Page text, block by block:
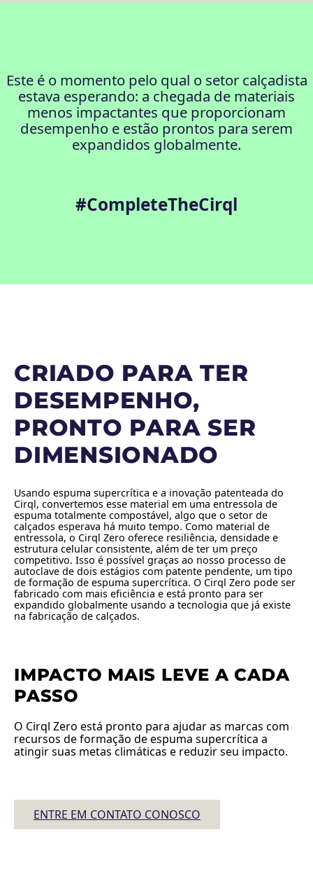
Este é o momento pelo qual o setor calçadista
estava esperando: a chegada de materiais
menos impactantes que proporcionam
desempenho e estão prontos para serem
expandidos globalmente.
#CompleteTheCirql
CRIADO PARA TER
DESEMPENHO,
PRONTO PARA SER
DIMENSIONADO
Usando espuma supercrítica e a inovação patenteada do
Cirql, convertemos esse material em uma entressola de
espuma totalmente compostável, algo que o setor de
calçados esperava há muito tempo. Como material de
entressola, o Cirql Zero oferece resiliência, densidade e
estrutura celular consistente, além de ter um preço
competitivo. Isso é possível graças ao nosso processo de
autoclave de dois estágios com patente pendente, um tipo
de formação de espuma supercrítica. O Cirql Zero pode ser
fabricado com mais eficiência e está pronto para ser
expandido globalmente usando a tecnologia que já existe
na fabricação de calçados.
IMPACTO MAIS LEVE A CADA
PASSO
O Cirql Zero está pronto para ajudar as marcas com
recursos de formação de espuma supercrítica a
atingir suas metas climáticas e reduzir seu impacto.
ENTRE EM CONTATO CONOSCO